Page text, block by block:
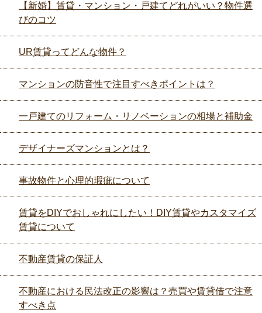
【新婚】賃貸・マンション・戸建てどれがいい？物件選
びのコツ
UR賃貸ってどんな物件？
マンションの防音性で注目すべきポイントは？
一戸建てのリフォーム・リノベーションの相場と補助金
デザイナーズマンションとは？
事故物件と心理的瑕疵について
賃貸をDIYでおしゃれにしたい！DIY賃貸やカスタマイズ
賃貸について
不動産賃貸の保証人
不動産における民法改正の影響は？売買や賃貸借で注意
すべき点